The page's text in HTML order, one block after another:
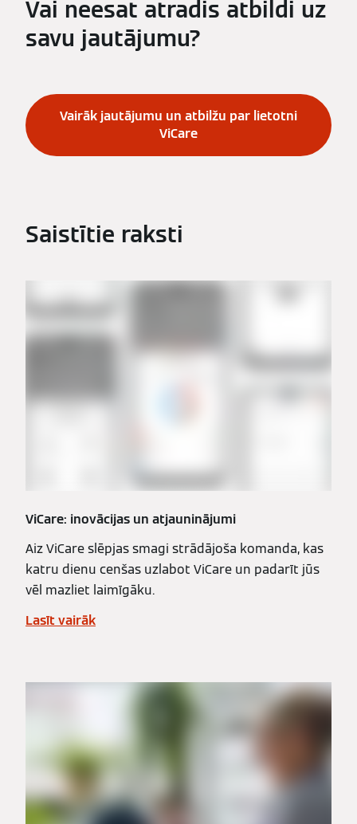
Vai neesat atradis atbildi uz
savu jautājumu?
Vairāk jautājumu un atbilžu par lietotni
ViCare
Saistītie raksti
ViCare: inovācijas un atjauninājumi
Aiz ViCare slēpjas smagi strādājoša komanda, kas
katru dienu cenšas uzlabot ViCare un padarīt jūs
vēl mazliet laimīgāku.
Lasīt vairāk